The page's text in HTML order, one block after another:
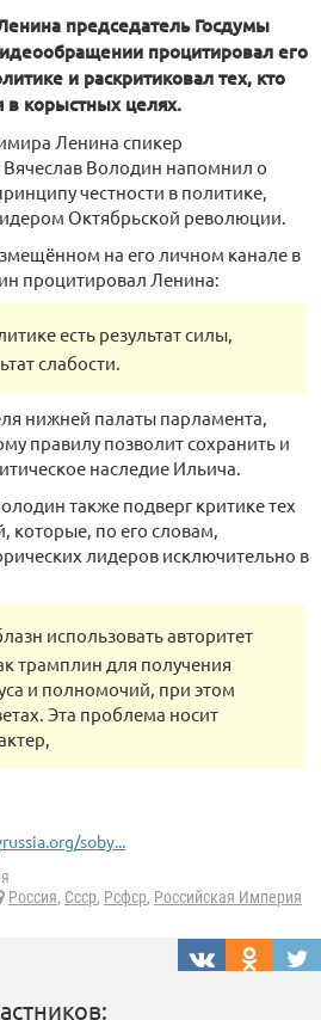
председатель Госдумы
процитировал его
и раскритиковал тех, кто
в корыстных целях.
Ленина спикер
Володин напомнил о
честности в политике,
Октябрьской революции.
на его личном канале в
процитировал Ленина:
есть результат силы,
слабости.
нижней палаты парламента,
правилу позволит сохранить и
наследие Ильича.
также подверг критике тех
которые, по его словам,
лидеров исключительно в
использовать авторитет
трамплин для получения
и полномочий, при этом
Эта проблема носит
soby...
Россия, Ссср, Рсфср, Российская Империя